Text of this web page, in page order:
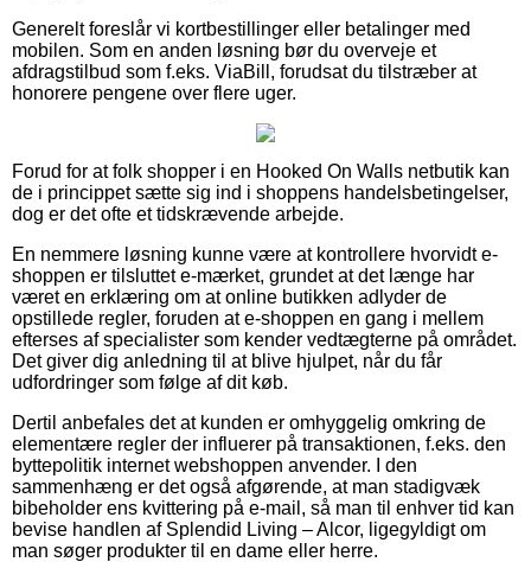
Generelt foreslår vi kortbestillinger eller betalinger med
mobilen. Som en anden løsning bør du overveje et
afdragstilbud som f.eks. ViaBill, forudsat du tilstræber at
honorere pengene over flere uger.
Forud for at folk shopper i en Hooked On Walls netbutik kan
de i princippet sætte sig ind i shoppens handelsbetingelser,
dog er det ofte et tidskrævende arbejde.
En nemmere løsning kunne være at kontrollere hvorvidt e-
shoppen er tilsluttet e-mærket, grundet at det længe har
været en erklæring om at online butikken adlyder de
opstillede regler, foruden at e-shoppen en gang i mellem
efterses af specialister som kender vedtægterne på området.
Det giver dig anledning til at blive hjulpet, når du får
udfordringer som følge af dit køb.
Dertil anbefales det at kunden er omhyggelig omkring de
elementære regler der influerer på transaktionen, f.eks. den
byttepolitik internet webshoppen anvender. I den
sammenhæng er det også afgørende, at man stadigvæk
bibeholder ens kvittering på e-mail, så man til enhver tid kan
bevise handlen af Splendid Living – Alcor, ligegyldigt om
man søger produkter til en dame eller herre.